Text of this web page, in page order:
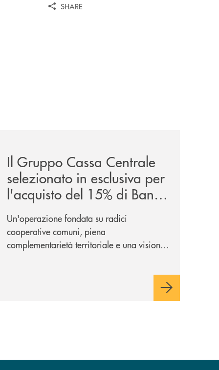
SHARE
Il Gruppo Cassa Centrale
selezionato in esclusiva per
l'acquisto del 15% di Banca
Cambiano 1884
Un'operazione fondata su radici
cooperative comuni, piena
complementarietà territoriale e una visione